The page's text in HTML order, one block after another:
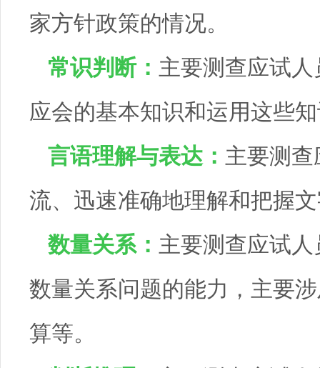
家方针政策的情况。
常识判断： 主要测查应试
应会的基本知识和运用这些
言语理解与表达： 主要测
流、迅速准确地理解和把握
数量关系： 主要测查应试
数量关系问题的能力，主要
算等。